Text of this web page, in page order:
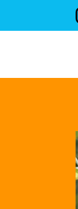
Panneau de